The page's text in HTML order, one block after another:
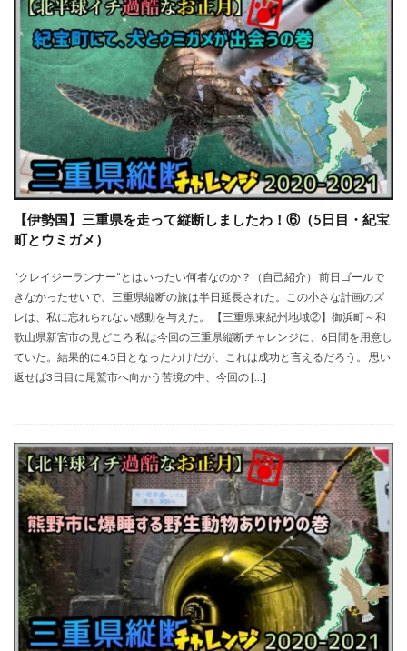
【伊勢国】三重県を走って縦断しましたわ！⑥（5日目・紀宝
町とウミガメ）
”クレイジーランナー”とはいったい何者なのか？（自己紹介） 前日ゴールで
きなかったせいで、三重県縦断の旅は半日延長された。この小さな計画のズ
レは、私に忘れられない感動を与えた。 【三重県東紀州地域②】御浜町～和
歌山県新宮市の見どころ 私は今回の三重県縦断チャレンジに、6日間を用意し
ていた。結果的に4.5日となったわけだが、これは成功と言えるだろう。 思い
返せば3日目に尾鷲市へ向かう苦境の中、今回の […]